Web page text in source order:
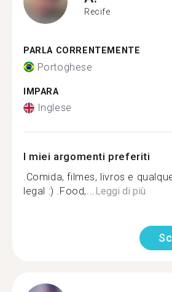
Recife
PARLA CORRENTEMENTE
Portoghese
IMPARA
Inglese
I miei argomenti preferiti
.Comida, filmes, livros e
legal :) .Food,...Leggi di più